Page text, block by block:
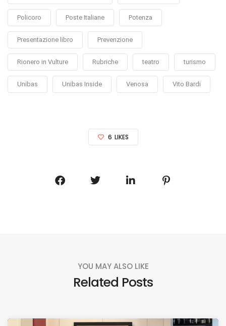
Policoro Poste Italiane Potenza
Presentazione libro Prevenzione
Rionero in Vulture Rubriche teatro turismo
Unibas Unibas Inside Venosa Vito Bardi
6 LIKES
YOU MAY ALSO LIKE
Related Posts